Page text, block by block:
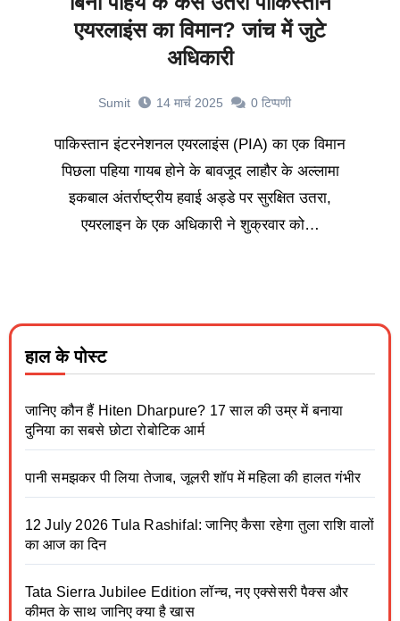
एयरलाइंस का विमान? जांच में जुटे
अधिकारी
Sumit 14 मार्च 2025 0 टिप्पणी
पाकिस्तान इंटरनेशनल एयरलाइंस (PIA) का एक विमान
पिछला पहिया गायब होने के बावजूद लाहौर के अल्लामा
इकबाल अंतर्राष्ट्रीय हवाई अड्डे पर सुरक्षित उतरा,
एयरलाइन के एक अधिकारी ने शुक्रवार को…
हाल के पोस्ट
जानिए कौन हैं Hiten Dharpure? 17 साल की उम्र में बनाया
दुनिया का सबसे छोटा रोबोटिक आर्म
पानी समझकर पी लिया तेजाब, जूलरी शॉप में महिला की हालत गंभीर
12 July 2026 Tula Rashifal: जानिए कैसा रहेगा तुला राशि वालों
का आज का दिन
Tata Sierra Jubilee Edition लॉन्च, नए एक्सेसरी पैक्स और
कीमत के साथ जानिए क्या है खास